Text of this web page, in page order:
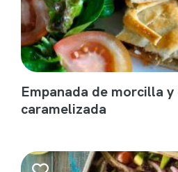
Empanada de morcilla
caramelizada